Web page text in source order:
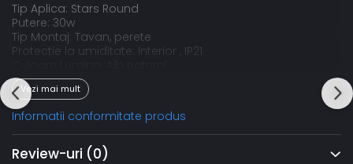
Tip Aplica: Stars Round
Putere: 30w
Tip Montaj: Tavan, perete
Protectie la umiditate: Interior , IP21
Flux Luminos: lm
Temperatura Culoare: 4500k
Durata Functionare: >20.000h
Dimensiuni: 30cm diametru x H10 cm
Dimabil: DA
Garantie: 2 ani
Vezi mai mult
Informatii conformitate produs
Review-uri (0)